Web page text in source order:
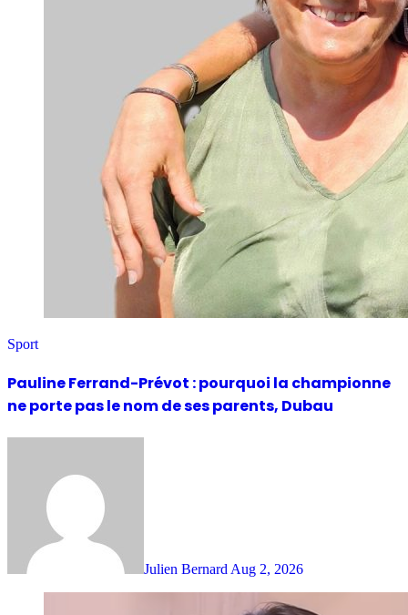
Sport
Pauline Ferrand-Prévot : pourquoi la championne
ne porte pas le nom de ses parents, Dubau
Julien Bernard Aug 2, 2026